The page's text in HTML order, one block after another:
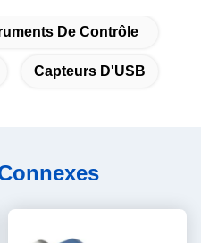
De Contrôle
Capteurs D'USB